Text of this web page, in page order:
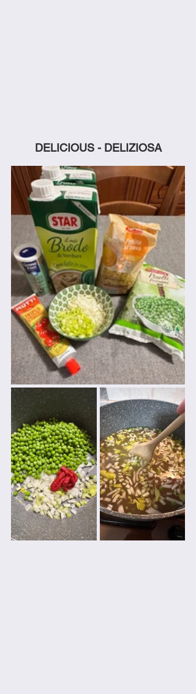
DELICIOUS - DELIZIOSA